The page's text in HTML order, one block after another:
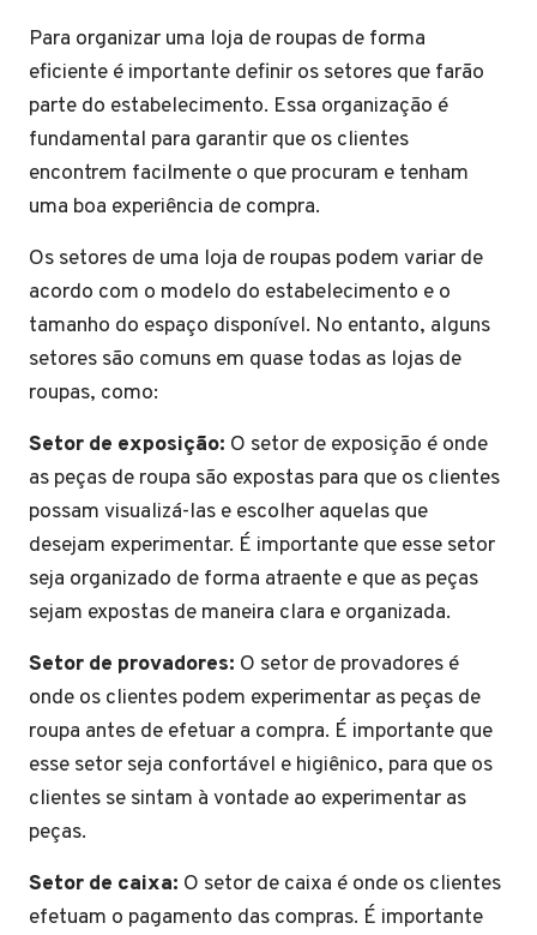
Para organizar uma loja de roupas de forma
eficiente é importante definir os setores que farão
parte do estabelecimento. Essa organização é
fundamental para garantir que os clientes
encontrem facilmente o que procuram e tenham
uma boa experiência de compra.
Os setores de uma loja de roupas podem variar de
acordo com o modelo do estabelecimento e o
tamanho do espaço disponível. No entanto, alguns
setores são comuns em quase todas as lojas de
roupas, como:
Setor de exposição: O setor de exposição é onde
as peças de roupa são expostas para que os clientes
possam visualizá-las e escolher aquelas que
desejam experimentar. É importante que esse setor
seja organizado de forma atraente e que as peças
sejam expostas de maneira clara e organizada.
Setor de provadores: O setor de provadores é
onde os clientes podem experimentar as peças de
roupa antes de efetuar a compra. É importante que
esse setor seja confortável e higiênico, para que os
clientes se sintam à vontade ao experimentar as
peças.
Setor de caixa: O setor de caixa é onde os clientes
efetuam o pagamento das compras. É importante